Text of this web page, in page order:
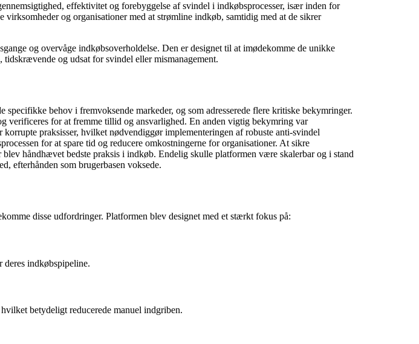
effektivitet og forebyggelse af svindel i indkøbsprocesser, især inden for
og organisationer med at strømline indkøb, samtidig med at de sikrer
og overvåge indkøbsoverholdelse. Den er designet til at imødekomme de unikke
og udsat for svindel eller mismanagement.
behov i fremvoksende markeder, og som adresserede flere kritiske bekymringer.
verificeres for at fremme tillid og ansvarlighed. En anden vigtig bekymring var
praksisser, hvilket nødvendiggør implementeringen af robuste anti-svindel
for at spare tid og reducere omkostningerne for organisationer. At sikre
håndhævet bedste praksis i indkøb. Endelig skulle platformen være skalerbar og i stand
efterhånden som brugerbasen voksede.
disse udfordringer. Platformen blev designet med et stærkt fokus på:
indkøbspipeline.
betydeligt reducerede manuel indgriben.